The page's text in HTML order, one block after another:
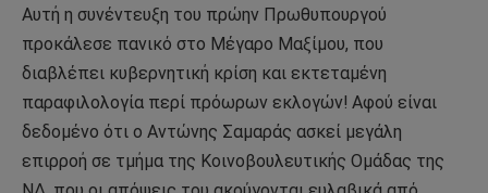
Αυτή η συνέντευξη του πρώην Πρωθυπουργού
προκάλεσε πανικό στο Μέγαρο Μαξίμου, που
διαβλέπει κυβερνητική κρίση και εκτεταμένη
παραφιλολογία περί πρόωρων εκλογών! Αφού είναι
δεδομένο ότι ο Αντώνης Σαμαράς ασκεί μεγάλη
επιρροή σε τμήμα της Κοινοβουλευτικής Ομάδας της